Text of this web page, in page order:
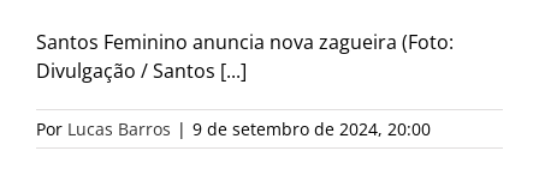
Santos Feminino anuncia nova zagueira (Foto:
Divulgação / Santos [...]
Por Lucas Barros | 9 de setembro de 2024, 20:00